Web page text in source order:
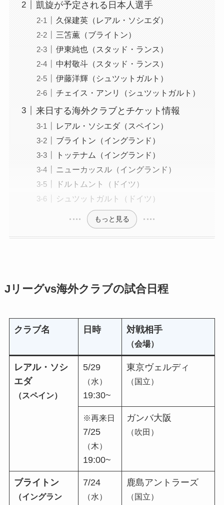
凱旋が予定される日本人選手
久保建英（レアル・ソシエダ）
三笘薫（ブライトン）
伊東純也（スタッド・ランス）
中村敬斗（スタッド・ランス）
伊藤洋輝（シュツットガルト）
チェイス・アンリ（シュツットガルト）
来日する海外クラブとチケット情報
レアル・ソシエダ（スペイン）
ブライトン（イングランド）
トッテナム（イングランド）
ニューカッスル（イングランド）
ドルトムント（ドイツ）
シュツットガルト（ドイツ）
もっと見る
Jリーグvs海外クラブの試合日程
クラブ名 日時 対戦相手
（会場）
レアル・ソシ
エダ
（スペイン）
5/29
（水）
19:30~
東京ヴェルディ
（国立）
※再来日
7/25
（木）
19:00~
ガンバ大阪
（吹田）
ブライトン
（イングラン
7/24
（水）
鹿島アントラーズ
（国立）